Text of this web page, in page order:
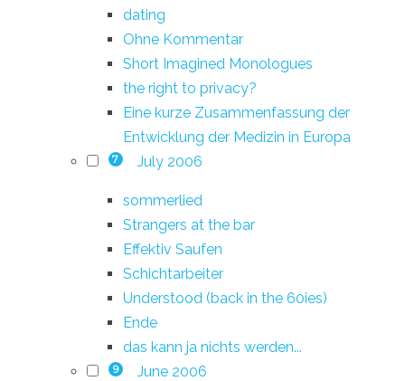
dating
Ohne Kommentar
Short Imagined Monologues
the right to privacy?
Eine kurze Zusammenfassung der
Entwicklung der Medizin in Europa
7 July 2006
sommerlied
Strangers at the bar
Effektiv Saufen
Schichtarbeiter
Understood (back in the 60ies)
Ende
das kann ja nichts werden...
9 June 2006